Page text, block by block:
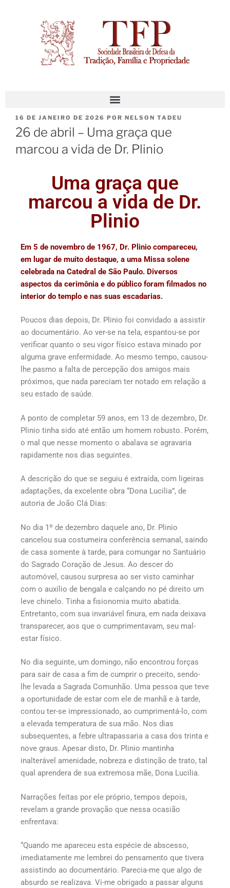
16 DE JANEIRO DE 2026 POR NELSON TADEU
26 de abril – Uma graça que
marcou a vida de Dr. Plinio
Uma graça que
marcou a vida de Dr.
Plinio
Em 5 de novembro de 1967, Dr. Plinio compareceu,
em lugar de muito destaque, a uma Missa solene
celebrada na Catedral de São Paulo. Diversos
aspectos da cerimônia e do público foram filmados no
interior do templo e nas suas escadarias.
Poucos dias depois, Dr. Plinio foi convidado a assistir
ao documentário. Ao ver-se na tela, espantou-se por
verificar quanto o seu vigor físico estava minado por
alguma grave enfermidade. Ao mesmo tempo, causou-
lhe pasmo a falta de percepção dos amigos mais
próximos, que nada pareciam ter notado em relação a
seu estado de saúde.
A ponto de completar 59 anos, em 13 de dezembro, Dr.
Plinio tinha sido até então um homem robusto. Porém,
o mal que nesse momento o abalava se agravaria
rapidamente nos dias seguintes.
A descrição do que se seguiu é extraída, com ligeiras
adaptações, da excelente obra “Dona Lucilia”, de
autoria de João Clá Dias:
No dia 1º de dezembro daquele ano, Dr. Plinio
cancelou sua costumeira conferência semanal, saindo
de casa somente à tarde, para comungar no Santuário
do Sagrado Coração de Jesus. Ao descer do
automóvel, causou surpresa ao ser visto caminhar
com o auxílio de bengala e calçando no pé direito um
leve chinelo. Tinha a fisionomia muito abatida.
Entretanto, com sua invariável finura, em nada deixava
transparecer, aos que o cumprimentavam, seu mal-
estar físico.
No dia seguinte, um domingo, não encontrou forças
para sair de casa a fim de cumprir o preceito, sendo-
lhe levada a Sagrada Comunhão. Uma pessoa que teve
a oportunidade de estar com ele de manhã e à tarde,
contou ter-se impressionado, ao cumprimentá-lo, com
a elevada temperatura de sua mão. Nos dias
subsequentes, a febre ultrapassaria a casa dos trinta e
nove graus. Apesar disto, Dr. Plinio mantinha
inalterável amenidade, nobreza e distinção de trato, tal
qual aprendera de sua extremosa mãe, Dona Lucilia.
Narrações feitas por ele próprio, tempos depois,
revelam a grande provação que nessa ocasião
enfrentava:
“Quando me apareceu esta espécie de abscesso,
imediatamente me lembrei do pensamento que tivera
assistindo ao documentário. Parecia-me que algo de
absurdo se realizava. Vi-me obrigado a passar alguns